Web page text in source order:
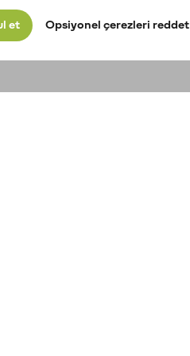
et Opsiyonel çerezleri reddet